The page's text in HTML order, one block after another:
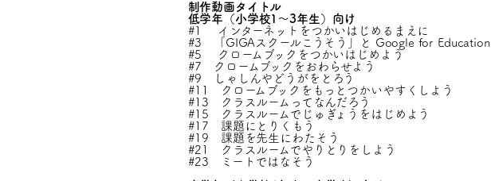
制作動画タイトル
低学年（小学校1～3年生）向け
#1 インターネットをつかいはじめるまえに
#3 「GIGAスクールこうそう」と Google for Education
#5 クロームブックをつかいはじめよう
#7 クロームブックをおわらせよう
#9 しゃしんやどうがをとろう
#11 クロームブックをもっとつかいやすくしよう
#13 クラスルームってなんだろう
#15 クラスルームでじゅぎょうをはじめよう
#17 課題にとりくもう
#19 課題を先生にわたそう
#21 クラスルームでやりとりをしよう
#23 ミートではなそう